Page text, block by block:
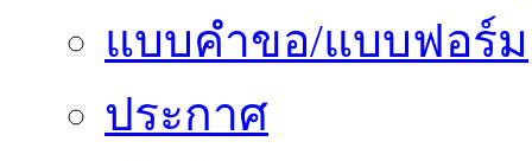
แบบคำขอ/แบบฟอร์ม
ประกาศ